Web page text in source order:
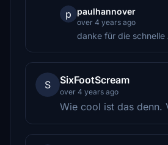
p paulhannover
over 4 years ago
danke für die schnelle
S SixFootScream
over 4 years ago
Wie cool ist das denn.